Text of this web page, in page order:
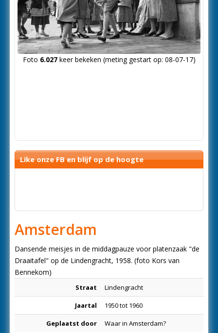
Foto 6.027keer bekeken (meting gestart op: 08-07-17)
Like onze FB en blijf op de hoogte
Amsterdam
Dansende meisjes in de middagpauze voor platenzaak "de
Draaitafel" op de Lindengracht, 1958. (foto Kors van
Bennekom)
Straat Lindengracht
Jaartal 1950 tot 1960
Geplaatst door Waar in Amsterdam?